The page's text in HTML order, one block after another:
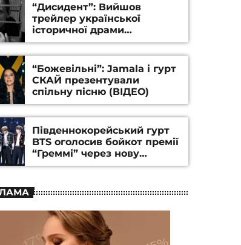
“Дисидент”: Вийшов
трейлер української
історичної драми
Станіслава Гуренка та
Андрія Алфьорова (ВІДЕО)
“Божевільні”: Jamala і гурт
СКАЙ презентували
спільну пісню (ВІДЕО)
Південнокорейський гурт
BTS оголосив бойкот премії
“Греммі” через нову
номінацію